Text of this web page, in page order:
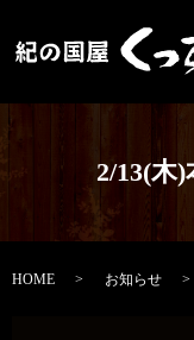
2/13(木
HOME お知らせ